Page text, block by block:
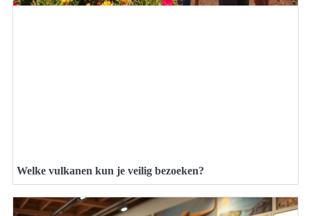
Welke vulkanen kun je veilig bezoeken?